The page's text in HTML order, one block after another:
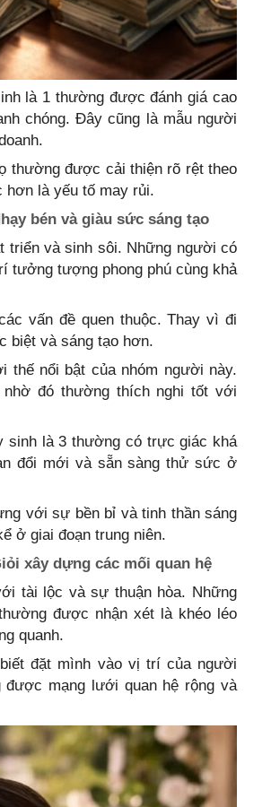
là 1 thường được đánh giá cao
chóng. Đây cũng là mẫu người
thường được cải thiện rõ rệt theo
là yếu tố may rủi.
bén và giàu sức sáng tạo
triển và sinh sôi. Những người có
tưởng tượng phong phú cùng khả
vấn đề quen thuộc. Thay vì đi
biệt và sáng tạo hơn.
thế nổi bật của nhóm người này.
đó thường thích nghi tốt với
sinh là 3 thường có trực giác khá
đổi mới và sẵn sàng thử sức ở
với sự bền bỉ và tinh thần sáng
ở giai đoạn trung niên.
xây dựng các mối quan hệ
tài lộc và sự thuận hòa. Những
được nhận xét là khéo léo
quanh.
đặt mình vào vị trí của người
được mạng lưới quan hệ rộng và